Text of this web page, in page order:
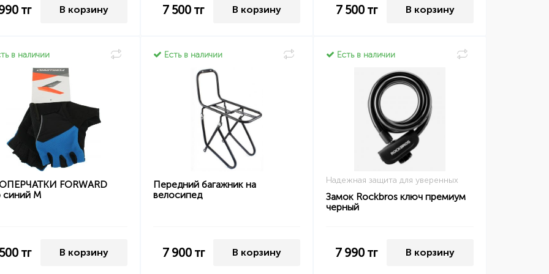
тг В корзину 7 500 тг В корзину 7 500тг В корзину
в наличии
FORWARD
M
тг В корзину
Есть в наличии
Передний багажник на
велосипед
7 900тг В корзину
Есть в наличии
Надежная защита для уверенных
Замок Rockbros ключ премиум
черный
7 990 тг В корзину